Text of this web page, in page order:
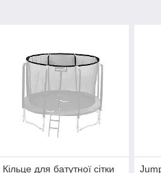
Кільце для батутної сітки